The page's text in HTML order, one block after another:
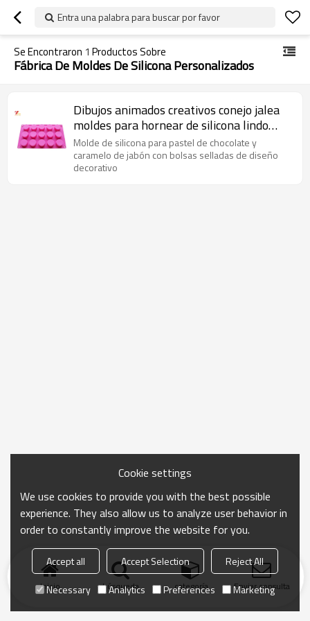
Entra una palabra para buscar por favor
Se Encontraron 1 Productos Sobre
Fábrica De Moldes De Silicona Personalizados
Dibujos animados creativos conejo jalea
moldes para hornear de silicona lindo
helado herramientas pastel de molde
Molde de silicona para pastel de chocolate y
caramelo de jabón con bolsas selladas de diseño
decorativo
Inicio búsqueda categoría Enviar consulta
Cookie settings
We use cookies to provide you with the best possible
experience. They also allow us to analyze user behavior in
order to constantly improve the website for you.
Accept all Accept Selection
Reject All
Necessary
Analytics Preferences Marketing